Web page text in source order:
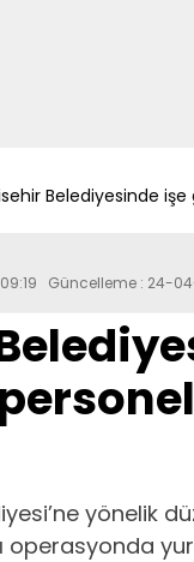
Belediyesinde
Güncelleme : 24-
yönelik
operasyonda